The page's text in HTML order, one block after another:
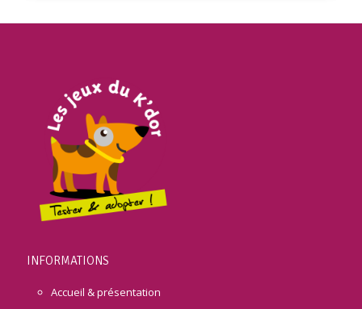
INFORMATIONS
Accueil & présentation